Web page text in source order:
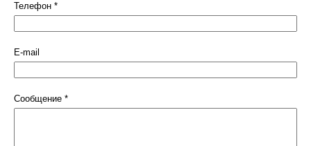
Телефон *
E-mail
Сообщение *